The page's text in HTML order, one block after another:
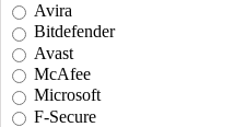
Avira
Bitdefender
Avast
McAfee
Microsoft
F-Secure